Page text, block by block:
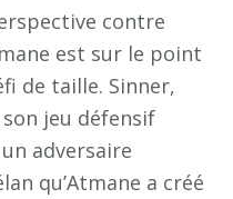
contre
est sur le point
de taille. Sinner,
jeu défensif
adversaire
qu’Atmane a créé